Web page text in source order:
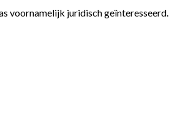
voornamelijk juridisch geïnteresseerd.